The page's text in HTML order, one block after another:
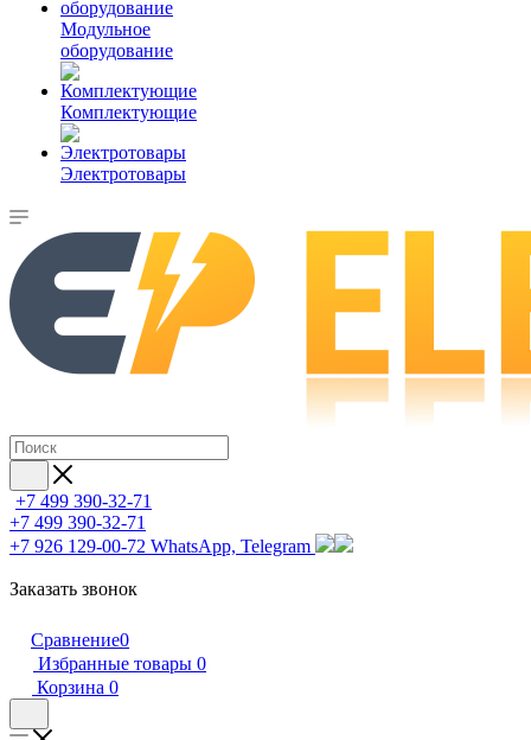
Модульное
оборудование
Комплектующие
Электротовары
+7 499 390-32-71
+7 499 390-32-71
+7 926 129-00-72 WhatsApp, Telegram
Заказать звонок
Сравнение0
Избранные товары 0
Корзина 0